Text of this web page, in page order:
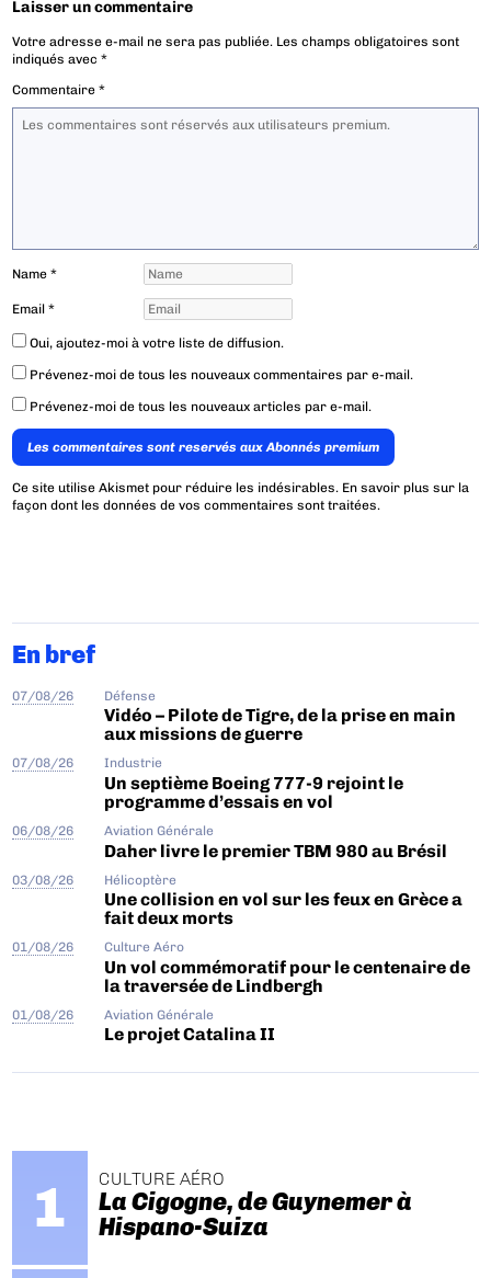
Laisser un commentaire
Votre adresse e-mail ne sera pas publiée. Les champs obligatoires sont
indiqués avec*
Commentaire*
Name*
Email*
Oui, ajoutez-moi à votre liste de diffusion.
Prévenez-moi de tous les nouveaux commentaires par e-mail.
Prévenez-moi de tous les nouveaux articles par e-mail.
Les commentaires sont reservés aux Abonnés premium
Ce site utilise Akismet pour réduire les indésirables. En savoir plus sur la
façon dont les données de vos commentaires sont traitées.
En bref
07/08/26 Défense
Vidéo – Pilote de Tigre, de la prise en main
aux missions de guerre
07/08/26 Industrie
Un septième Boeing 777-9 rejoint le
programme d’essais en vol
06/08/26 Aviation Générale
Daher livre le premier TBM 980 au Brésil
03/08/26 Hélicoptère
Une collision en vol sur les feux en Grèce a
fait deux morts
01/08/26 Culture Aéro
Un vol commémoratif pour le centenaire de
la traversée de Lindbergh
01/08/26 Aviation Générale
Le projet Catalina II
CULTURE AÉRO
La Cigogne, de Guynemer à
Hispano-Suiza